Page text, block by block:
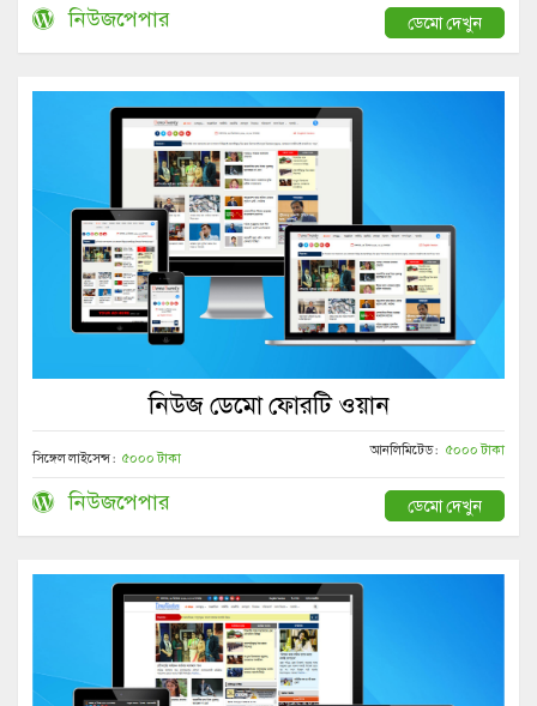
নিউজপেপার ডেমো দেখুন
নিউজ ডেমো ফোরটি ওয়ান
সিঙ্গেল লাইসেন্স : ৫০০০ টাকা আনলিমিটেড : ৫০০০ টাকা
নিউজপেপার ডেমো দেখুন